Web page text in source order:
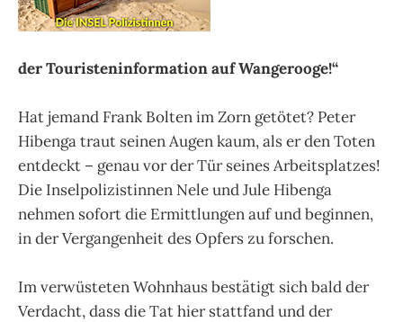
der Touristeninformation auf Wangerooge!“
Hat jemand Frank Bolten im Zorn getötet? Peter
Hibenga traut seinen Augen kaum, als er den Toten
entdeckt – genau vor der Tür seines Arbeitsplatzes!
Die Inselpolizistinnen Nele und Jule Hibenga
nehmen sofort die Ermittlungen auf und beginnen,
in der Vergangenheit des Opfers zu forschen.
Im verwüsteten Wohnhaus bestätigt sich bald der
Verdacht, dass die Tat hier stattfand und der